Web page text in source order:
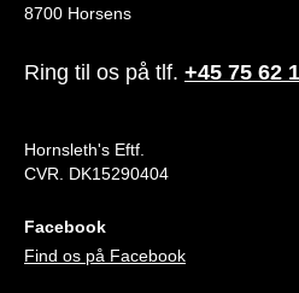
8700 Horsens
Ring til os på tlf. +45 75 62
Hornsleth's Eftf.
CVR. DK15290404
Facebook
Find os på Facebook